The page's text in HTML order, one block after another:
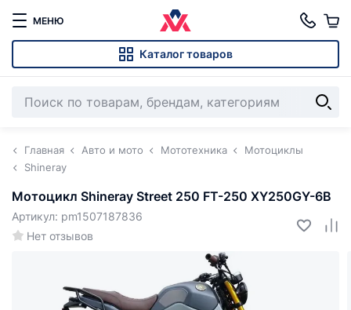
МЕНЮ
Каталог товаров
Главная Авто и мото Мототехника
Мотоциклы
Shineray
Мотоцикл Shineray Street 250 FT-250 XY250GY-6B
Нет отзывов
Артикул: pm1507187836